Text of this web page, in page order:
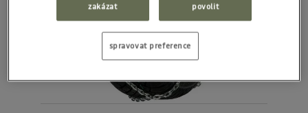
zakázat povolit
spravovat preference